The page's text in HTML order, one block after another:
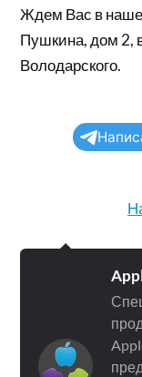
Ждем Вас в
Пушкина, дом 2,
Володарского.